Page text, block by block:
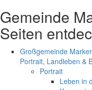
Gemeinde
Seiten
Großgemeinde
Portrait, Landleben &
Portrait
Leben in